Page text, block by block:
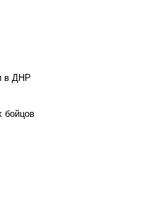
в ДНР
бойцов